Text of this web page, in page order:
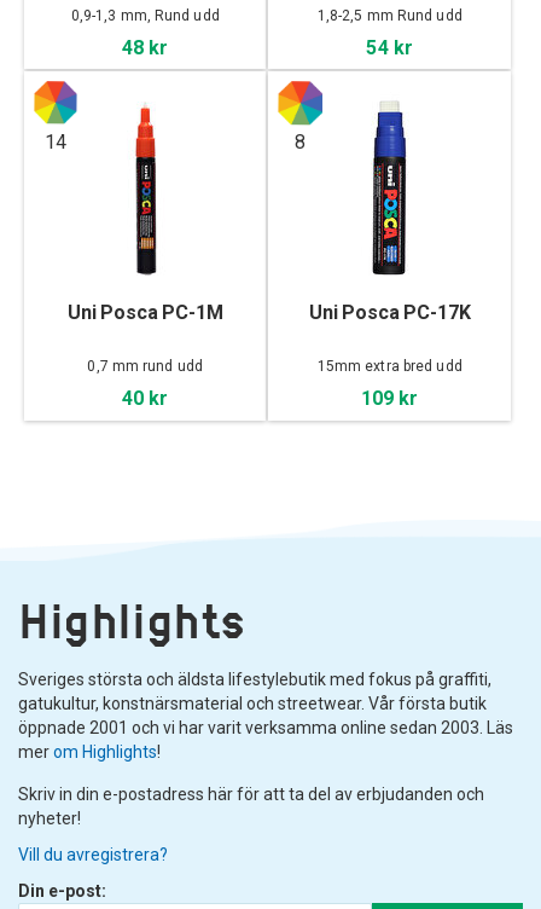
0,9-1,3 mm, Rund udd
48 kr
1,8-2,5 mm Rund udd
54 kr
14
Uni Posca PC-1M
0,7 mm rund udd
40 kr
8
Uni Posca PC-17K
15mm extra bred udd
109 kr
Highlights
Sveriges största och äldsta lifestylebutik med fokus på graffiti,
gatukultur, konstnärsmaterial och streetwear. Vår första butik
öppnade 2001 och vi har varit verksamma online sedan 2003. Läs
merom Highlights!
Skriv in din e-postadress här för att ta del av erbjudanden och
nyheter!
Vill du avregistrera?
Din e-post: